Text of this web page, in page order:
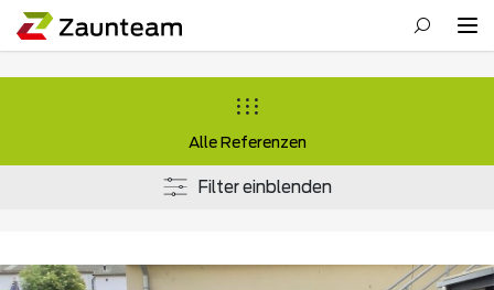
Alle Referenzen
Filter einblenden